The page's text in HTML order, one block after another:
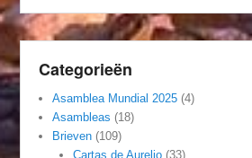
Categorieën
Asamblea Mundial 2025 (4)
Asambleas (18)
Brieven (109)
Cartas de Aurelio(33)